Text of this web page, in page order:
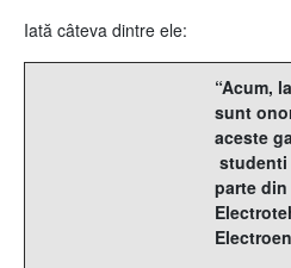
Iată câteva dintre ele:
“Acum,
sunt
aceste
studenti
parte